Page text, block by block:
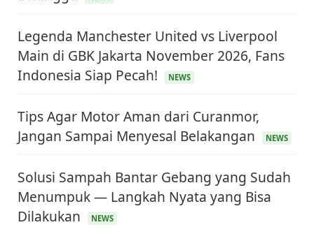
Legenda Manchester United vs Liverpool
Main di GBK Jakarta November 2026, Fans
Indonesia Siap Pecah!
NEWS
Tips Agar Motor Aman dari Curanmor,
Jangan Sampai Menyesal Belakangan
NEWS
Solusi Sampah Bantar Gebang yang Sudah
Menumpuk — Langkah Nyata yang Bisa
Dilakukan
NEWS